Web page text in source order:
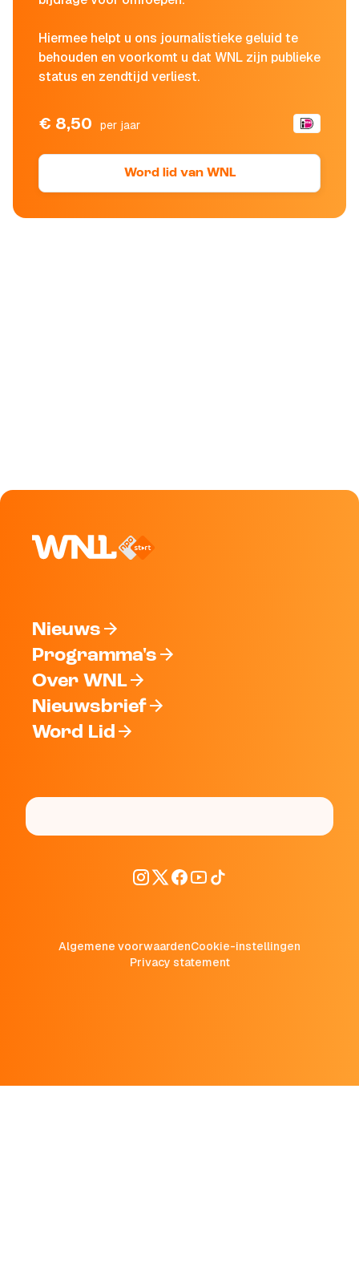
Hiermee helpt u ons journalistieke geluid te
behouden en voorkomt u dat WNL zijn publieke
status en zendtijd verliest.
€ 8,50 per jaar
Word lid van WNL
Nieuws
Programma's
Over WNL
Nieuwsbrief
Word Lid
Algemene voorwaardenCookie-instellingen
Privacy statement